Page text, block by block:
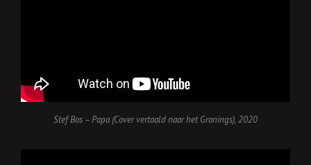
Stef Bos – Papa (Cover vertaald naar het Gronings), 2020